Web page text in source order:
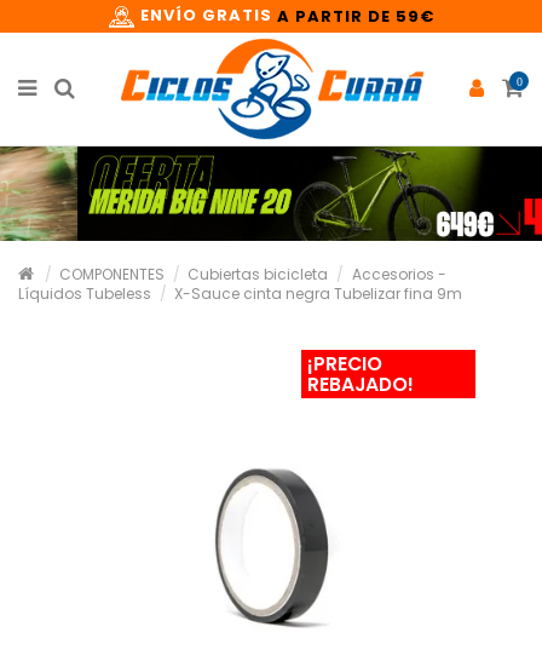
ENVÍO GRATIS A PARTIR DE 59€
0
COMPONENTES Cubiertas bicicleta
Accesorios -
Líquidos Tubeless
X-Sauce cinta negra Tubelizar fina 9m
¡PRECIO
REBAJADO!